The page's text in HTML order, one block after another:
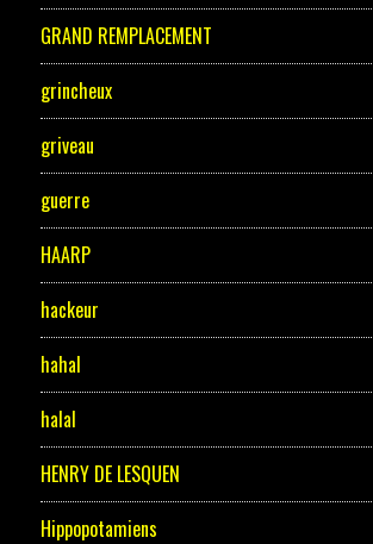
GRAND REMPLACEMENT
grincheux
griveau
guerre
HAARP
hackeur
hahal
halal
HENRY DE LESQUEN
Hippopotamiens